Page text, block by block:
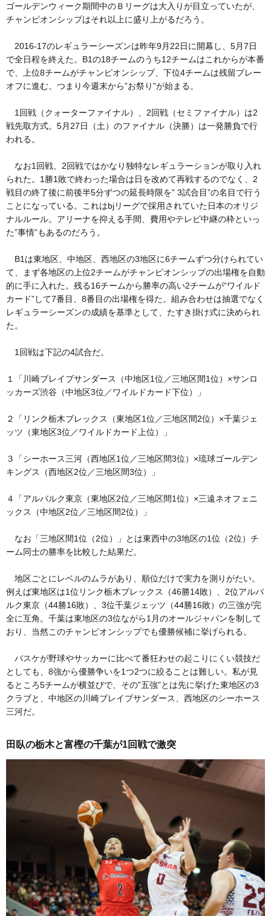
ゴールデンウィーク期間中のＢリーグは大入りが目立っていたが、
チャンピオンシップはそれ以上に盛り上がるだろう。
2016-17のレギュラーシーズンは昨年9月22日に開幕し、5月7日
で全日程を終えた。B1の18チームのうち12チームはこれからが本番
で、上位8チームがチャンピオンシップ、下位4チームは残留プレー
オフに進む。つまり今週末から”お祭り”が始まる。
1回戦（クォーターファイナル）、2回戦（セミファイナル）は2
戦先取方式。5月27日（土）のファイナル（決勝）は一発勝負で行
われる。
なお1回戦、2回戦ではかなり独特なレギュラーションが取り入れ
られた。1勝1敗で終わった場合は日を改めて再戦するのでなく、2
戦目の終了後に前後半5分ずつの延長時限を” 3試合目”の名目で行う
ことになっている。これはbjリーグで採用されていた日本のオリジ
ナルルール。アリーナを抑える手間、費用やテレビ中継の枠といっ
た”事情”もあるのだろう。
B1は東地区、中地区、西地区の3地区に6チームずつ分けられてい
て、まず各地区の上位2チームがチャンピオンシップの出場権を自動
的に手に入れた。残る16チームから勝率の高い2チームが“ワイルド
カード”して7番目、8番目の出場権を得た。組み合わせは抽選でなく
レギュラーシーズンの成績を基準として、たすき掛け式に決められ
た。
1回戦は下記の4試合だ。
１「川崎ブレイブサンダース（中地区1位／三地区間1位）×サンロ
ッカーズ渋谷（中地区3位／ワイルドカード下位）」
２「リンク栃木ブレックス（東地区1位／三地区間2位）×千葉ジェ
ッツ（東地区3位／ワイルドカード上位）」
３「シーホース三河（西地区1位／三地区間3位）×琉球ゴールデン
キングス（西地区2位／三地区間3位）」
４「アルバルク東京（東地区2位／三地区間1位）×三遠ネオフェニ
ックス（中地区2位／三地区間2位）」
なお「三地区間1位（2位）」とは東西中の3地区の1位（2位）チ
ーム同士の勝率を比較した結果だ。
地区ごとにレベルのムラがあり、順位だけで実力を測りがたい。
例えば東地区は1位リンク栃木ブレックス（46勝14敗）、2位アルバ
ルク東京（44勝16敗）、3位千葉ジェッツ（44勝16敗）の三強が完
全に互角。千葉は東地区の3位ながら1月のオールジャパンを制して
おり、当然このチャンピオンシップでも優勝候補に挙げられる。
バスケが野球やサッカーに比べて番狂わせの起こりにくい競技だ
としても、8強から優勝争いを1つ2つに絞ることは難しい。私が見
るところ5チームが横並びで、その”五強”とは先に挙げた東地区の3
クラブと、中地区の川崎ブレイブサンダース、西地区のシーホース
三河だ。
田臥の栃木と富樫の千葉が1回戦で激突